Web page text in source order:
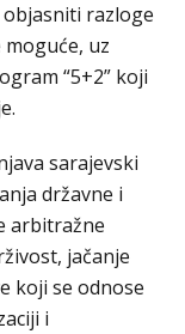
objasniti razloge
uz
“5+2” koji
sarajevski
državne i
arbitražne
jačanje
koji se odnose
i